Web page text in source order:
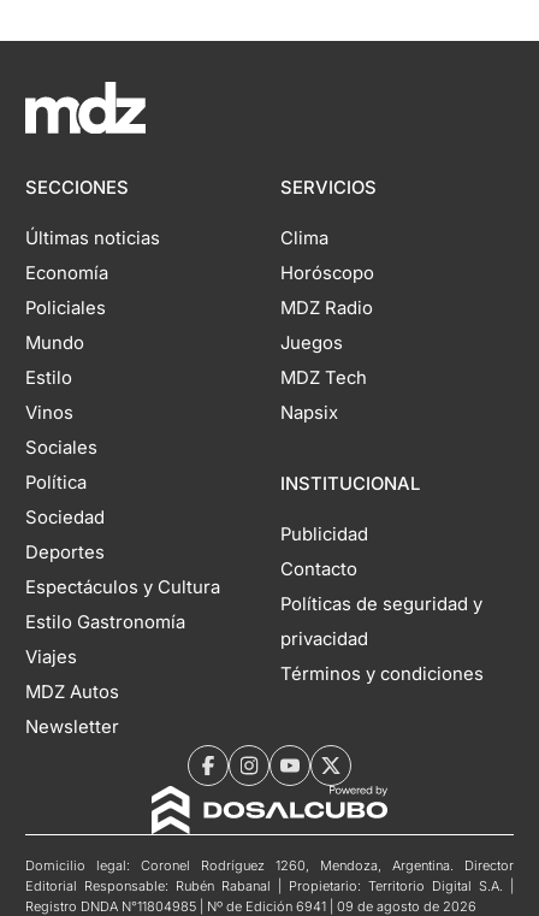
SECCIONES
Últimas noticias
Economía
Policiales
Mundo
Estilo
Vinos
Sociales
Política
Sociedad
Deportes
Espectáculos y Cultura
Estilo Gastronomía
Viajes
MDZ Autos
Newsletter
SERVICIOS
Clima
Horóscopo
MDZ Radio
Juegos
MDZ Tech
Napsix
INSTITUCIONAL
Publicidad
Contacto
Políticas de seguridad y
privacidad
Términos y condiciones
Domicilio legal: Coronel Rodríguez 1260, Mendoza, Argentina. Director
Editorial Responsable: Rubén Rabanal | Propietario: Territorio Digital S.A. |
Registro DNDA N°11804985 | Nº de Edición 6941 | 09 de agosto de 2026